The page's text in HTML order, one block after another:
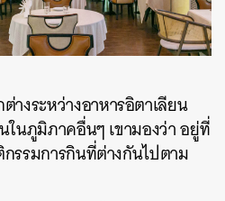
างระหว่างอาหารอิตาเลียน
นภูมิภาคอื่นๆ เขามองว่า อยู่ที่
รรมการกินที่ต่างกันไปตาม